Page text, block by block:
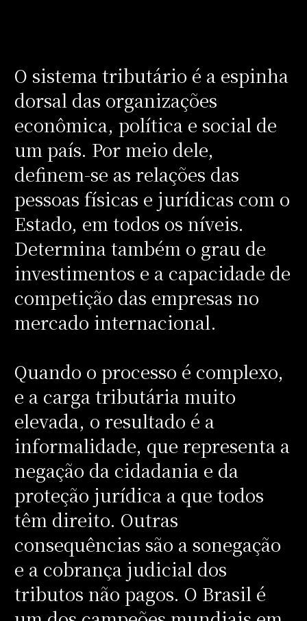
O sistema tributário é a espinha
dorsal das organizações
econômica, política e social de
um país. Por meio dele,
definem-se as relações das
pessoas físicas e jurídicas com o
Estado, em todos os níveis.
Determina também o grau de
investimentos e a capacidade de
competição das empresas no
mercado internacional.
Quando o processo é complexo,
e a carga tributária muito
elevada, o resultado é a
informalidade, que representa a
negação da cidadania e da
proteção jurídica a que todos
têm direito. Outras
consequências são a sonegação
e a cobrança judicial dos
tributos não pagos. O Brasil é